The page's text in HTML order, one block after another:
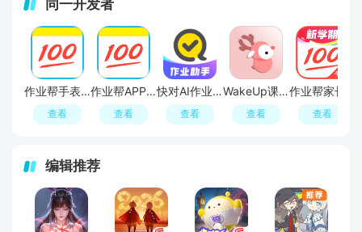
同一开发者
作业帮手表版apk免费版
查看
作业帮APP官方免费版
查看
快对AI作业助手
查看
WakeUp课程表最新版app
查看 查看
编辑推荐